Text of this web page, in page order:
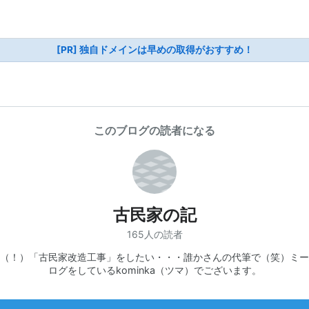
[PR] 独自ドメインは早めの取得がおすすめ！
このブログの読者になる
古民家の記
165人の読者
！）「古民家改造工事」をしたい・・・誰かさんの代筆で（笑）ミ
ログをしているkominka（ツマ）でございます。